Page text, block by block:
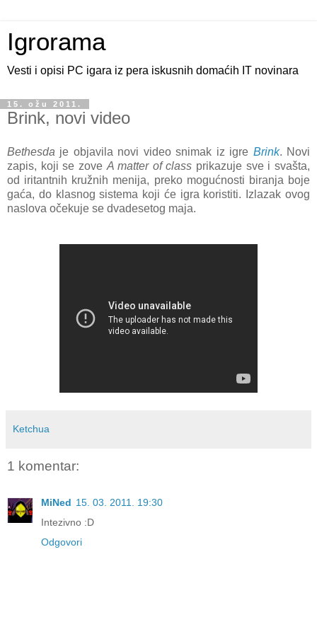
Igrorama
Vesti i opisi PC igara iz pera iskusnih domaćih IT novinara
15. ožu 2011.
Brink, novi video
Bethesda je objavila novi video snimak iz igre Brink. Novi
zapis, koji se zove A matter of class prikazuje sve i svašta,
od iritantnih kružnih menija, preko mogućnosti biranja boje
gaća, do klasnog sistema koji će igra koristiti. Izlazak ovog
naslova očekuje se dvadesetog maja.
Ketchua
1 komentar:
MiNed 15. 03. 2011. 19:30
Intezivno :D
Odgovori